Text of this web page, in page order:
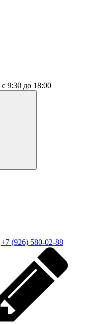
с 9:30 до 18:00
+7 (926) 580-02-88